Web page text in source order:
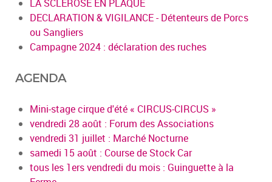
LA SCLEROSE EN PLAQUE
DECLARATION & VIGILANCE - Détenteurs de Porcs
ou Sangliers
Campagne 2024 : déclaration des ruches
AGENDA
Mini-stage cirque d'été « CIRCUS-CIRCUS »
vendredi 28 août : Forum des Associations
vendredi 31 juillet : Marché Nocturne
samedi 15 août : Course de Stock Car
tous les 1ers vendredi du mois : Guinguette à la